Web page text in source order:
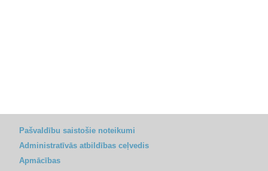
Pašvaldību saistošie noteikumi
Administratīvās atbildības ceļvedis
Apmācības